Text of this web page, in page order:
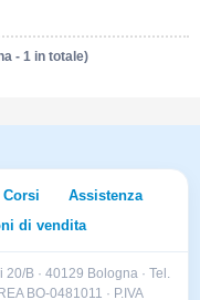
- 1 in totale)
Corsi
Assistenza
di vendita
B · 40129 Bologna · Tel.
BO-0481011 · P.IVA